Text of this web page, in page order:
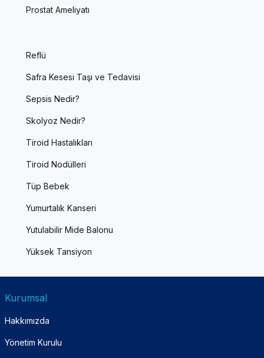
Prostat Ameliyatı
Reflü
Safra Kesesi Taşı ve Tedavisi
Sepsis Nedir?
Skolyoz Nedir?
Tiroid Hastalıkları
Tiroid Nodülleri
Tüp Bebek
Yumurtalık Kanseri
Yutulabilir Mide Balonu
Yüksek Tansiyon
Kurumsal
Hakkımızda
Yönetim Kurulu